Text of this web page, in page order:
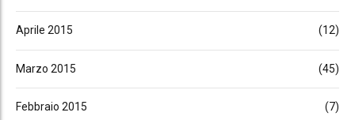
Aprile 2015 (12)
Marzo 2015 (45)
Febbraio 2015 (7)